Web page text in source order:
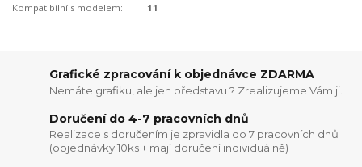
Kompatibilní s modelem::
11
Grafické zpracování k objednávce ZDARMA
Nemáte grafiku, ale jen představu ? Zrealizujeme Vám ji.
Doručení do 4-7 pracovních dnů
Realizace s doručením je zpravidla do 7 pracovních dnů
(objednávky 10ks + mají doručení individuálně)